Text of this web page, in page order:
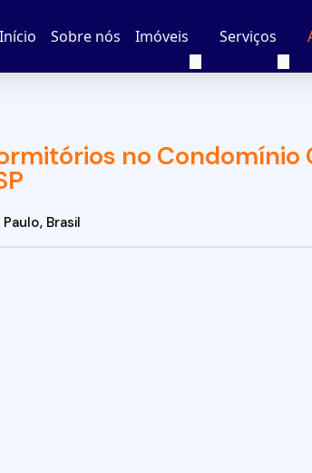
Serviços
Imóveis
Sobre nós
Início
no
Paulo, Brasil